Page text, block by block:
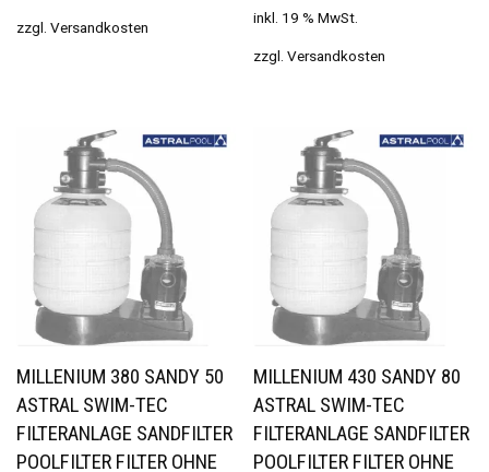
zzgl. Versandkosten
inkl. 19 % MwSt.
zzgl.Versandkosten
MILLENIUM 380 SANDY 50
ASTRAL SWIM-TEC
FILTERANLAGE SANDFILTER
POOLFILTER FILTER OHNE
MILLENIUM 430 SANDY 80
ASTRAL SWIM-TEC
FILTERANLAGE SANDFILTER
POOLFILTER FILTER OHNE